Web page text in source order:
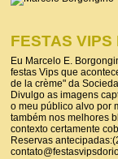
FESTAS VIPS
Eu Marcelo E.
festas Vips que
de la crème" da
Divulgo as imagens
o meu público alvo por
também nos melhores
contexto certamente
Reservas